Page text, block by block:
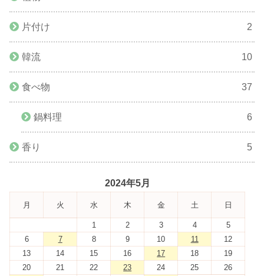
片付け 2
韓流 10
食べ物 37
鍋料理 6
香り 5
2024年5月
月 火 水 木 金 土 日
1 2 3 4
5
6
7 8 9 10 11
12
13
14 15 16 17 18
19
20
21 22 23 24 25
26